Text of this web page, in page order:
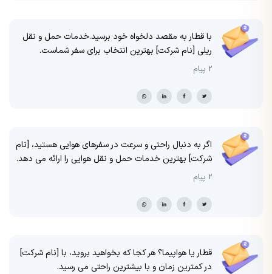
با قطار به مقصد دلخواه خود برسید.خدمات حمل و نقل
ریلی [نام شرکت] بهترین انتخاب برای سفر شماست.
2 پیام
اگر به دنبال راحتی و سرعت در سفرهای هوایی هستید، [نام
شرکت] بهترین خدمات حمل و نقل هوایی را ارائه می دهد.
2 پیام
قطار یا هواپیما؟ هر کجا که بخواهید بروید، با [نام شرکت]
در کمترین زمان و با بیشترین راحتی می رسید.